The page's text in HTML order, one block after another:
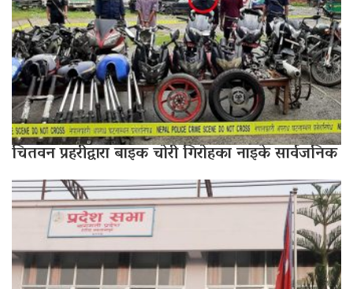
चितवन प्रहरीद्वारा बाइक चोरी गिरोहका नाइके सार्वजनिक